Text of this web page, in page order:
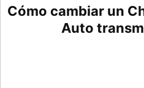
Cómo cambiar un
Auto